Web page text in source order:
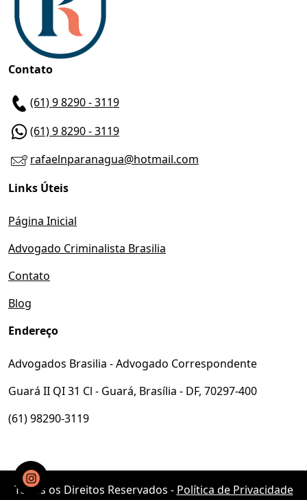
Contato
(61) 9 8290 - 3119
(61) 9 8290 - 3119
rafaelnparanagua@hotmail.com
Links Úteis
Página Inicial
Advogado Criminalista Brasilia
Contato
Blog
Endereço
Advogados Brasilia - Advogado Correspondente
Guará II QI 31 Cl - Guará, Brasília - DF, 70297-400
(61) 98290-3119
Todos os Direitos Reservados - Política de Privacidade